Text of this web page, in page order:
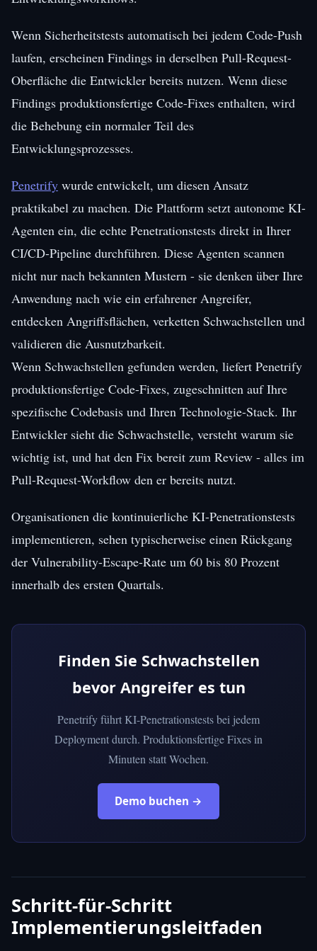
Wenn Sicherheitstests automatisch bei jedem Code-Push
laufen, erscheinen Findings in derselben Pull-Request-
Oberfläche die Entwickler bereits nutzen. Wenn diese
Findings produktionsfertige Code-Fixes enthalten, wird
die Behebung ein normaler Teil des
Entwicklungsprozesses.
Penetrify wurde entwickelt, um diesen Ansatz
praktikabel zu machen. Die Plattform setzt autonome KI-
Agenten ein, die echte Penetrationstests direkt in Ihrer
CI/CD-Pipeline durchführen. Diese Agenten scannen
nicht nur nach bekannten Mustern - sie denken über Ihre
Anwendung nach wie ein erfahrener Angreifer,
entdecken Angriffsflächen, verketten Schwachstellen und
validieren die Ausnutzbarkeit.
Wenn Schwachstellen gefunden werden, liefert Penetrify
produktionsfertige Code-Fixes, zugeschnitten auf Ihre
spezifische Codebasis und Ihren Technologie-Stack. Ihr
Entwickler sieht die Schwachstelle, versteht warum sie
wichtig ist, und hat den Fix bereit zum Review - alles im
Pull-Request-Workflow den er bereits nutzt.
Organisationen die kontinuierliche KI-Penetrationstests
implementieren, sehen typischerweise einen Rückgang
der Vulnerability-Escape-Rate um 60 bis 80 Prozent
innerhalb des ersten Quartals.
Finden Sie Schwachstellen
bevor Angreifer es tun
Penetrify führt KI-Penetrationstests bei jedem
Deployment durch. Produktionsfertige Fixes in
Minuten statt Wochen.
Demo buchen →
Schritt-für-Schritt
Implementierungsleitfaden